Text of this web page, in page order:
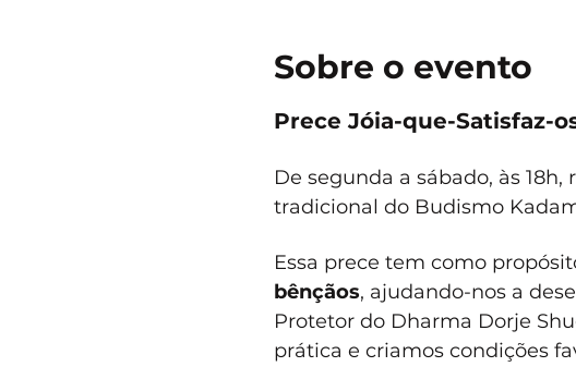
Sobre o evento
Prece Jóia-que-Satisfaz-
De segunda a sábado, às
tradicional do Budismo
Essa prece tem como
bênçãos, ajudando-nos a
Protetor do Dharma Dorje
prática e criamos condições